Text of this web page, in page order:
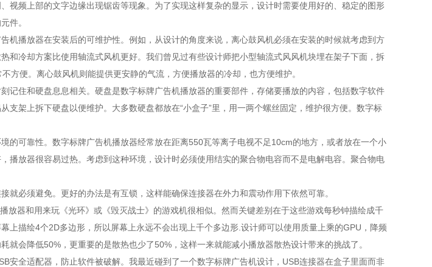
视频上部的文字边缘出现锯齿等现象。为了实现这样复杂的显示，设计时需要使用好的、稳定的图形
件。
机播放器在安装后的可维护性。例如，从设计的角度来说，离心鼓风机必须在安装的时候就考虑到方
和冷却方案比使用轴流式风机更好。我们曾见过有些设计师把小型轴流式风风机块埋在架子下面，拆
方便。离心鼓风机则能提供更安静的气流，方便播放器的冷却，也方便维护。
记住和硬盘息息相关。硬盘是数字标牌广告机播放器的重要部件，存储要播放的内容，包括数字软件
支架上拆下硬盘以便维护。大多数硬盘都放在“小盒子”里，用一两个螺丝固定，维护很方便。数字标
的可靠性。数字标牌广告机播放器经常放在距离550瓦等离子电视不足10cm的地方，或者放在一个小
播放器很容易过热。考虑到这种环境，设计时必须使用结实的聚合物电容而不是电解电容。聚合物电
就必须避免。更好的办法是有互锁，这样能确保连接器在外力和震动作用下依然可靠。
放器和用来玩《光环》或《毁灭战士》的游戏机很相似。然而关键差别在于这些游戏每秒钟描绘成千
上描绘4个2D多边形，所以屏幕上永远不会出现上千个多边形.设计师可以使用质量上乘的GPU，降频
就会降低50%，更重要的是散热也少了50%，这样一来就能减小播放器散热设计带来的挑战了。
安全适配器，防止软件被破解。我最近碰到了一个数字标牌广告机设计，USB连接器在盒子里面而非